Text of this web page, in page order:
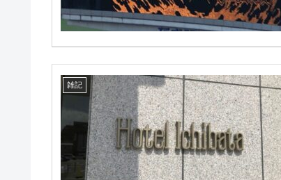
雑記